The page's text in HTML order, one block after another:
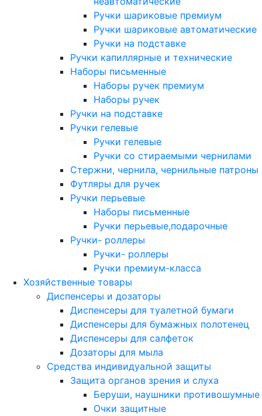
Ручки шариковые премиум
Ручки шариковые автоматические
Ручки на подставке
Ручки капиллярные и технические
Наборы письменные
Наборы ручек премиум
Наборы ручек
Ручки на подставке
Ручки гелевые
Ручки гелевые
Ручки со стираемыми чернилами
Стержни, чернила, чернильные патроны
Футляры для ручек
Ручки перьевые
Наборы письменные
Ручки перьевые,подарочные
Ручки- роллеры
Ручки- роллеры
Ручки премиум-класса
Хозяйственные товары
Диспенсеры и дозаторы
Диспенсеры для туалетной бумаги
Диспенсеры для бумажных полотенец
Диспенсеры для салфеток
Дозаторы для мыла
Средства индивидуальной защиты
Защита органов зрения и слуха
Беруши, наушники противошумные
Очки защитные